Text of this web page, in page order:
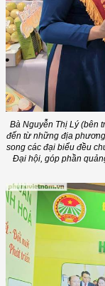
Bà Nguyễn Thị Lý (bên
đến từ những địa
song các đại biểu đều
Đại hội, góp phần